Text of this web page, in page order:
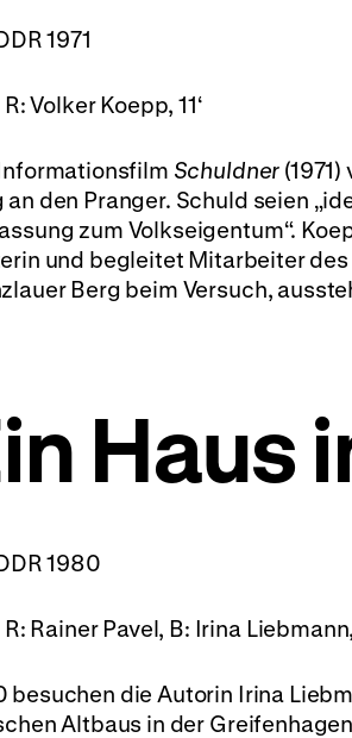
1971
R: Volker Koepp, 11‘
Schuldner
an den Pranger. Schuld seien
zum Volkseigentum“.
und begleitet Mitarbeiter
Berg beim Versuch,
Haus
1980
R: Rainer Pavel, B: Irina
besuchen die Autorin Irina
Altbaus in der